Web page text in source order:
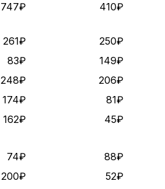
747₽ 410₽
261₽
250₽
83₽
149₽
248₽
206₽
174₽
81₽
162₽
45₽
74₽
88₽
200₽
52₽